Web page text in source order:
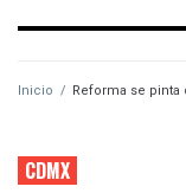
Inicio / Reforma se
CDMX